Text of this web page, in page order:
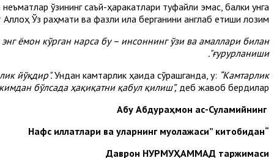
ўзининг саъй-ҳаракатлари туфайли эмас, балки унга
Аллоҳ Ўз раҳмати ва фазли ила берганини англаб етиши лозим.
энг ёмон кўрган нарса бу – инсоннинг ўзи ва амаллари билан
ғурурланиши".
йўқдир".Ундан камтарлик ҳақида сўрашганда, у: “Камтарлик
бўлсада ҳақиқатни қабул қилиш”,деб жавоб бердилар.
Абу Абдураҳмон ас-Суламийнинг
“Нафс иллатлари ва уларнинг муолажаси” китобидан
Даврон НУРМУҲАММАД таржимаси